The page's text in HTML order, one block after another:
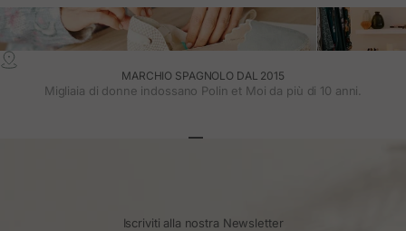
MARCHIO SPAGNOLO DAL 2015
Migliaia di donne indossano Polin et Moi da più di 10 anni.
Iscriviti alla nostra Newsletter